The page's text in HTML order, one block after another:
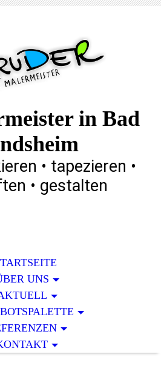
in Bad
• tapezieren •
• gestalten
UNS